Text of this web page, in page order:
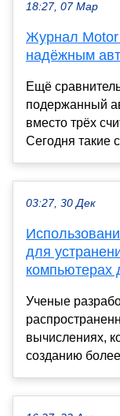
18:27, 07 Мар
Журнал Motor
надёжным
Ещё
подержанный
вместо трёх
Сегодня такие
03:27, 30 Дек
для
компьютерах
Ученые
вычислениях,
созданию